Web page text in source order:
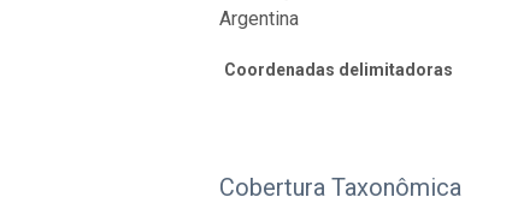
Argentina
Coordenadas delimitadoras
Cobertura Taxonômica